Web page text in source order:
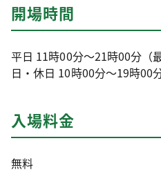
開場時間
平日 11時00分～21時00分（
日・休日 10時00分～19時00
入場料金
無料